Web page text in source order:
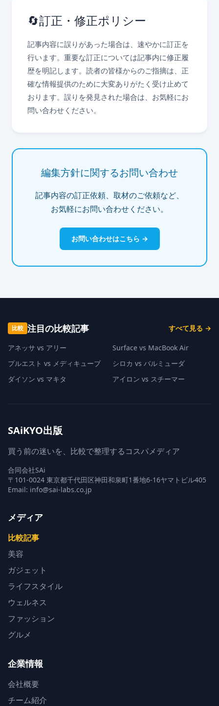
🔄訂正・修正ポリシー
記事内容に誤りがあった場合は、速やかに訂正を
行います。重要な訂正については記事内に修正履
歴を明記します。読者の皆様からのご指摘は、正
確な情報提供のために大変ありがたく受け止めて
おります。誤りを発見された場合は、お気軽にお
問い合わせください。
編集方針に関するお問い合わせ
記事内容の訂正依頼、取材のご依頼など、
お気軽にお問い合わせください。
お問い合わせはこちら →
比較 注目の比較記事 すべて見る →
アネッサ vs アリー
Surface vs MacBook Air
プルエスト vs メディキューブ
シロカ vs バルミューダ
ダイソン vs マキタ
アイロン vs スチーマー
SAiKYO出版
買う前の迷いを、比較で整理するコスパメディア
合同会社SAi
〒101-0024 東京都千代田区神田和泉町1番地6-16ヤマトビル405
Email: info@sai-labs.co.jp
メディア
比較記事
美容
ガジェット
ライフスタイル
ウェルネス
ファッション
グルメ
企業情報
会社概要
チーム紹介